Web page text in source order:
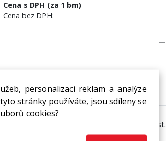
personalizaci reklam a analýze
stránky používáte, jsou sdíleny se
cookies?
Cena s DPH (za 1 bm)
Cena bez DPH:
tepelný odraz a zvýšená UV odolnost.